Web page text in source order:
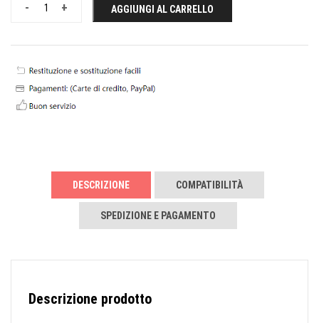
+
- AGGIUNGI AL CARRELLO
DESCRIZIONE COMPATIBILITÀ
SPEDIZIONE E PAGAMENTO
Descrizione prodotto